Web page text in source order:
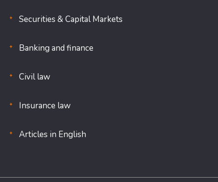
Securities & Capital Markets
Banking and finance
Civil law
Insurance law
Articles in English